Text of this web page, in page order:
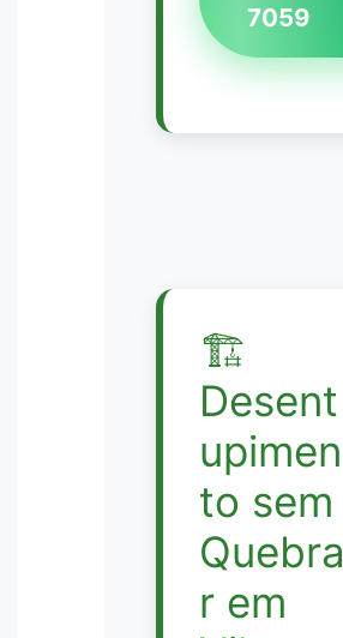
7059
🏗️
Desent
upimen
to sem
Quebra
r em